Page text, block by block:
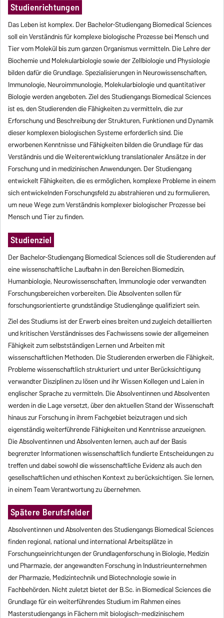
Studienrichtungen
Das Leben ist komplex. Der Bachelor-Studiengang Biomedical Sciences
soll ein Verständnis für komplexe biologische Prozesse bei Mensch und
Tier vom Molekül bis zum ganzen Organismus vermitteln. Die Lehre der
Biochemie und Molekularbiologie sowie der Zellbiologie und Physiologie
bilden dafür die Grundlage. Spezialisierungen in Neurowissenschaften,
Immunologie, Neuroimmunologie, Molekularbiologie und quantitativer
Biologie werden angeboten. Ziel des Studiengangs Biomedical Sciences
ist es, den Studierenden die Fähigkeiten zu vermitteln, die zur
Erforschung und Beschreibung der Strukturen, Funktionen und Dynamik
dieser komplexen biologischen Systeme erforderlich sind. Die
erworbenen Kenntnisse und Fähigkeiten bilden die Grundlage für das
Verständnis und die Weiterentwicklung translationaler Ansätze in der
Forschung und in medizinischen Anwendungen. Der Studiengang
entwickelt Fähigkeiten, die es ermöglichen, komplexe Probleme in einem
sich entwickelnden Forschungsfeld zu abstrahieren und zu formulieren,
um neue Wege zum Verständnis komplexer biologischer Prozesse bei
Mensch und Tier zu finden.
Studienziel
Der Bachelor-Studiengang Biomedical Sciences soll die Studierenden auf
eine wissenschaftliche Laufbahn in den Bereichen Biomedizin,
Humanbiologie, Neurowissenschaften, Immunologie oder verwandten
Forschungsbereichen vorbereiten. Die Absolventen sollen für
forschungsorientierte grundständige Studiengänge qualifiziert sein.
Ziel des Studiums ist der Erwerb eines breiten und zugleich detaillierten
und kritischen Verständnisses des Fachwissens sowie der allgemeinen
Fähigkeit zum selbstständigen Lernen und Arbeiten mit
wissenschaftlichen Methoden. Die Studierenden erwerben die Fähigkeit,
Probleme wissenschaftlich strukturiert und unter Berücksichtigung
verwandter Disziplinen zu lösen und ihr Wissen Kollegen und Laien in
englischer Sprache zu vermitteln. Die Absolventinnen und Absolventen
werden in die Lage versetzt, über den aktuellen Stand der Wissenschaft
hinaus zur Forschung in ihrem Fachgebiet beizutragen und sich
eigenständig weiterführende Fähigkeiten und Kenntnisse anzueignen.
Die Absolventinnen und Absolventen lernen, auch auf der Basis
begrenzter Informationen wissenschaftlich fundierte Entscheidungen zu
treffen und dabei sowohl die wissenschaftliche Evidenz als auch den
gesellschaftlichen und ethischen Kontext zu berücksichtigen. Sie lernen,
in einem Team Verantwortung zu übernehmen.
Spätere Berufsfelder
Absolventinnen und Absolventen des Studiengangs Biomedical Sciences
finden regional, national und international Arbeitsplätze in
Forschungseinrichtungen der Grundlagenforschung in Biologie, Medizin
und Pharmazie, der angewandten Forschung in Industrieunternehmen
der Pharmazie, Medizintechnik und Biotechnologie sowie in
Fachbehörden. Nicht zuletzt bietet der B.Sc. in Biomedical Sciences die
Grundlage für ein weiterführendes Studium im Rahmen eines
Masterstudiengangs in Fächern mit biologisch-medizinischem